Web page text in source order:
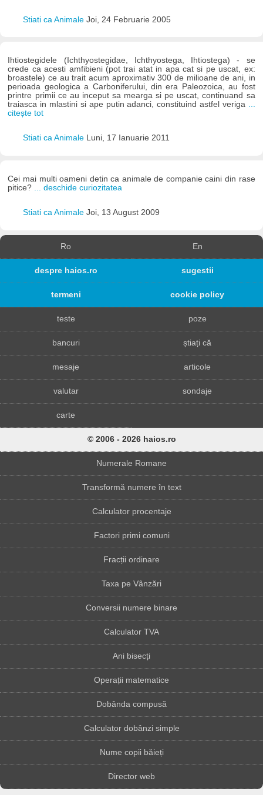
Stiati ca Animale Joi, 24 Februarie 2005
Ihtiostegidele (Ichthyostegidae, Ichthyostega, Ihtiostega) - se
crede ca acesti amfibieni (pot trai atat in apa cat si pe uscat, ex:
broastele) ce au trait acum aproximativ 300 de milioane de ani, in
perioada geologica a Carboniferului, din era Paleozoica, au fost
printre primii ce au inceput sa mearga si pe uscat, continuand sa
traiasca in mlastini si ape putin adanci, constituind astfel veriga ...
citește tot
Stiati ca Animale Luni, 17 Ianuarie 2011
Cei mai multi oameni detin ca animale de companie caini din rase
pitice?
... deschide curiozitatea
Stiati ca Animale Joi, 13 August 2009
Ro En
despre haios.ro sugestii
termeni cookie policy
teste poze
bancuri știați că
mesaje articole
valutar sondaje
carte
© 2006 - 2026 haios.ro
Numerale Romane
Transformă numere în text
Calculator procentaje
Factori primi comuni
Fracții ordinare
Taxa pe Vânzări
Conversii numere binare
Calculator TVA
Ani bisecți
Operații matematice
Dobânda compusă
Calculator dobânzi simple
Nume copii băieți
Director web